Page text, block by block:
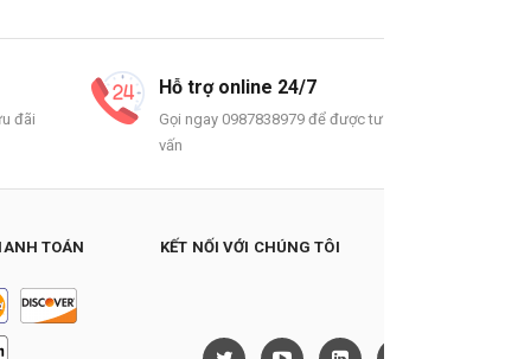
đãi
Hỗ trợ online 24/7
Gọi ngay 0987838979 để được tư
vấn
TOÁN KẾT NỐI VỚI CHÚNG TÔI